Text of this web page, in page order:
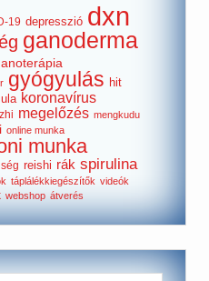
19 depresszió dxn
ganoderma
gyógyulás hit
koronavírus
megelőzés mengkudu
online munka
munka
reishi rák spirulina
táplálékkiegészítők videók
webshop átverés